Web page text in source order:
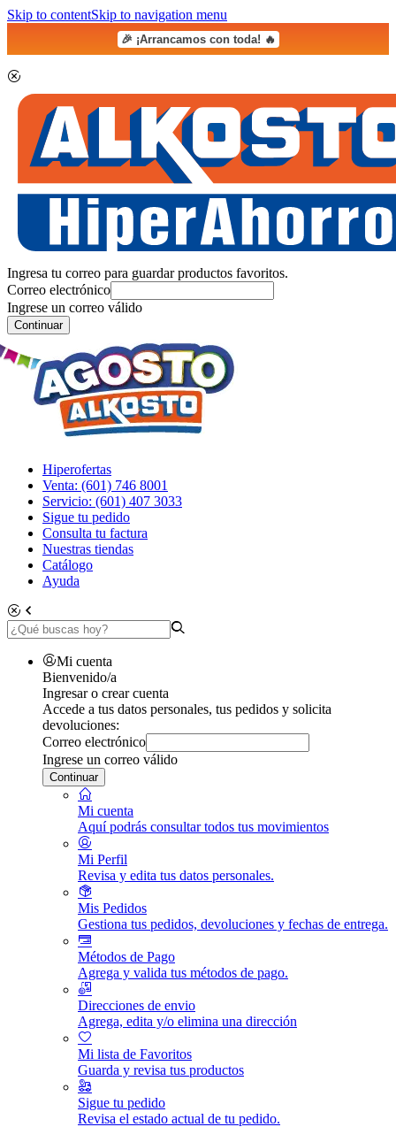
Skip to contentSkip to navigation menu
🎉 ¡Arrancamos con toda! 🔥
Ingresa tu correo para guardar productos favoritos.
Correo electrónico
Ingrese un correo válido
Continuar
Hiperofertas
Venta: (601) 746 8001
Servicio: (601) 407 3033
Sigue tu pedido
Consulta tu factura
Nuestras tiendas
Catálogo
Ayuda
Mi cuenta
Bienvenido/a
Ingresar o crear cuenta
Accede a tus datos personales, tus pedidos y solicita
devoluciones:
Correo electrónico
Ingrese un correo válido
Continuar
Mi cuenta
Aquí podrás consultar todos tus movimientos
Mi Perfil
Revisa y edita tus datos personales.
Mis Pedidos
Gestiona tus pedidos, devoluciones y fechas de entrega.
Métodos de Pago
Agrega y valida tus métodos de pago.
Direcciones de envio
Agrega, edita y/o elimina una dirección
Mi lista de Favoritos
Guarda y revisa tus productos
Sigue tu pedido
Revisa el estado actual de tu pedido.